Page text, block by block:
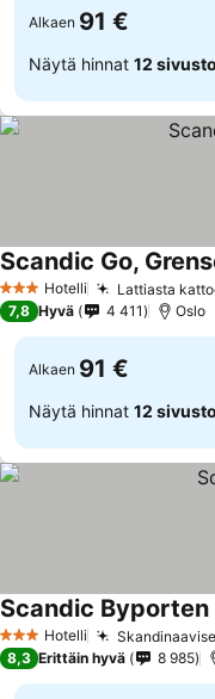
Alkaen 91 €
Näytä hinnat 12
3 Tähtiluokitus
Hotelli Lattiasta
Scandic Go,
7,8 Hyvä 4 411 Oslo
Alkaen 91 €
Näytä hinnat 12
3 Tähtiluokitus
Hotelli
Scandic Byporten
8,3 Erittäin hyvä 8 985